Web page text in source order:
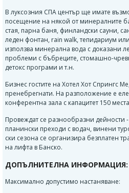
В луксозния СПА център ще имате
посещение на някой от минералните
стая, парна баня, финландски сауни,
леден фонтан, rain walk, тепидариум
използва минерална вода с доказани
проблеми с бъбреците, стомашно-
детокс програми и т.н.
Бизнес гостите на Хотел Хот Спрингс
пренебрегнати. На разположение е
конферентна зала с капацитет 150
Провеждат се разнообразни дейности
планински преходи с водач, винени
ски сезона се организира безплатен
на лифта в Банско.
ДОПЪЛНИТЕЛНА ИНФОРМАЦИЯ:
Максимално допустимо настаняване: